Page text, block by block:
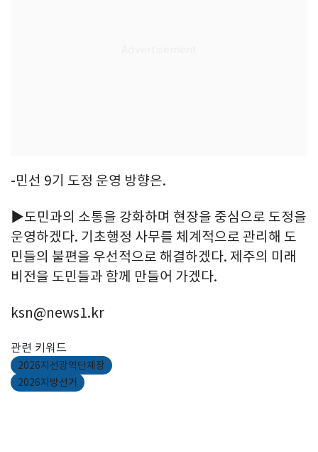
-민선 9기 도정 운영 방향은.
▶도민과의 소통을 강화하며 현장을 중심으로 도정을
운영하겠다. 기초행정 사무를 체계적으로 관리해 도
민들의 불편을 우선적으로 해결하겠다. 제주의 미래
비전을 도민들과 함께 만들어 가겠다.
ksn@news1.kr
관련 키워드
2026지선광역단체장
2026지방선거